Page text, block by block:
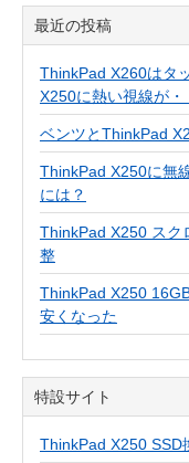
最近の投稿
ThinkPad X260はタ
X250に熱い視線が・
ベンツとThinkPad
ThinkPad X250に無
には？
ThinkPad X250 スク
整
ThinkPad X250
安くなった
特設サイト
ThinkPad X250 SSD